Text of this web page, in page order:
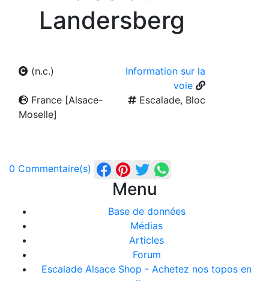
Landersberg
(n.c.)
Information sur la
voie
France [Alsace-
Moselle]
Escalade, Bloc
0 Commentaire(s)
Menu
Base de données
Médias
Articles
Forum
Escalade Alsace Shop - Achetez nos topos en